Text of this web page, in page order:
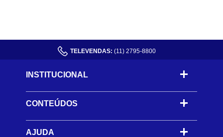
TELEVENDAS: (11) 2795-8800
INSTITUCIONAL
CONTEÚDOS -
AJUDA -